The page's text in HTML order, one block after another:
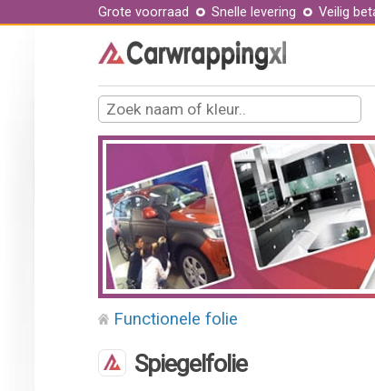
Grote voorraad Snelle levering Veilig
Functionele folie
Spiegelfolie